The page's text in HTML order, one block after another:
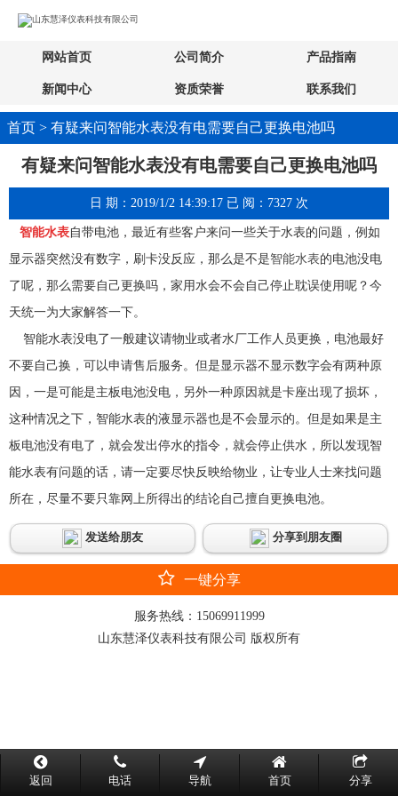
网站首页 公司简介 产品指南
新闻中心 资质荣誉 联系我们
首页 > 有疑来问智能水表没有电需要自己更换电池吗
有疑来问智能水表没有电需要自己更换电池吗
日 期：2019/1/2 14:39:17 已 阅：7327 次
智能水表自带电池，最近有些客户来问一些关于水表的问题，例如
显示器突然没有数字，刷卡没反应，那么是不是智能水表的电池没电
了呢，那么需要自己更换吗，家用水会不会自己停止耽误使用呢？今
天统一为大家解答一下。
智能水表没电了一般建议请物业或者水厂工作人员更换，电池最好
不要自己换，可以申请售后服务。但是显示器不显示数字会有两种原
因，一是可能是主板电池没电，另外一种原因就是卡座出现了损坏，
这种情况之下，智能水表的液显示器也是不会显示的。但是如果是主
板电池没有电了，就会发出停水的指令，就会停止供水，所以发现智
能水表有问题的话，请一定要尽快反映给物业，让专业人士来找问题
所在，尽量不要只靠网上所得出的结论自己擅自更换电池。
发送给朋友 分享到朋友圈
一键分享
服务热线： 15069911999
山东慧泽仪表科技有限公司 版权所有
返回 电话 导航 首页 分享